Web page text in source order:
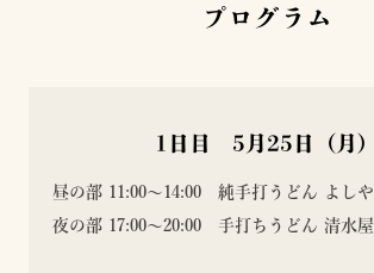
プログラム
1日目 5月25日（月）
昼の部 11:00〜14:00 純手打うどん よしや
夜の部 17:00〜20:00 手打ちうどん 清水屋